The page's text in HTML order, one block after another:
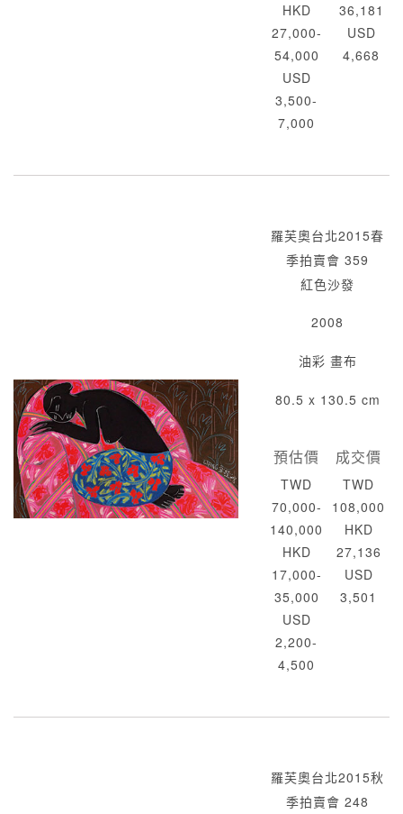
HKD
27,000-
54,000
USD
3,500-
7,000
36,181
USD
4,668
羅芙奧台北2015春
季拍賣會 359
紅色沙發
2008
油彩 畫布
80.5 x 130.5 cm
預估價
TWD
70,000-
140,000
HKD
17,000-
35,000
USD
2,200-
4,500
成交價
TWD
108,000
HKD
27,136
USD
3,501
羅芙奧台北2015秋
季拍賣會 248